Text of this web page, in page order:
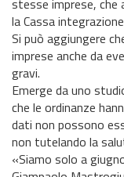
la Cassa
Si può aggiungere
imprese anche da
gravi.
Emerge da uno
che le ordinanze
dati non possono
non tutelando la
«Siamo solo a